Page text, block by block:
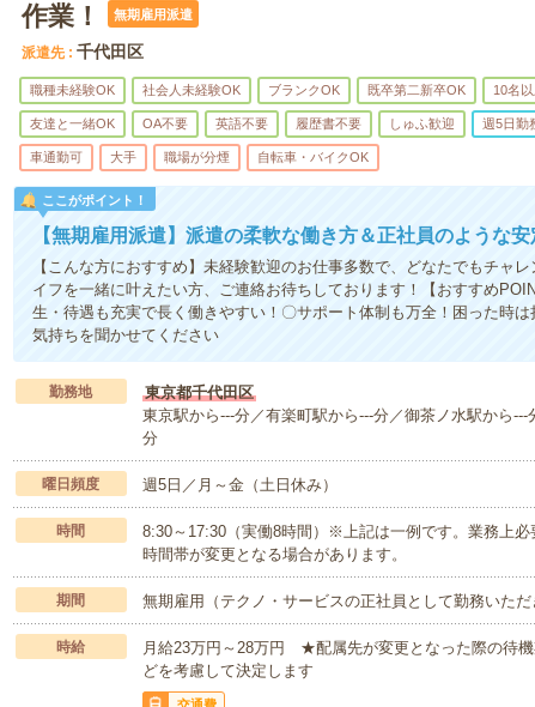
作業！
無期雇用派遣
派遣先 千代田区
職種未経験OK 社会人未経験OK ブランクOK 既卒第二新卒OK 10名
友達と一緒OK OA不要 英語不要 履歴書不要 しゅふ歓迎 週5日勤
車通勤可 大手 職場が分煙 自転車・バイクOK
ここがポイント！
【無期雇用派遣】派遣の柔軟な働き方＆正社員のような安
【こんな方におすすめ】未経験歓迎のお仕事多数で、どなたでもチャ
イフを一緒に叶えたい方、ご連絡お待ちしております！【おすすめ
生・待遇も充実で長く働きやすい！〇サポート体制も万全！困った時
気持ちを聞かせてください
勤務地
東京都千代田区
東京駅から---分／有楽町駅から---分／御茶ノ水駅から
分
曜日頻度 週5日／月～金（土日休み）
時間
8:30～17:30（実働8時間）※上記は一例です。業務上必
時間帯が変更となる場合があります。
期間 無期雇用（テクノ・サービスの正社員として勤務いただ
時給
月給23万円～28万円 ★配属先が変更となった際の待
どを考慮して決定します